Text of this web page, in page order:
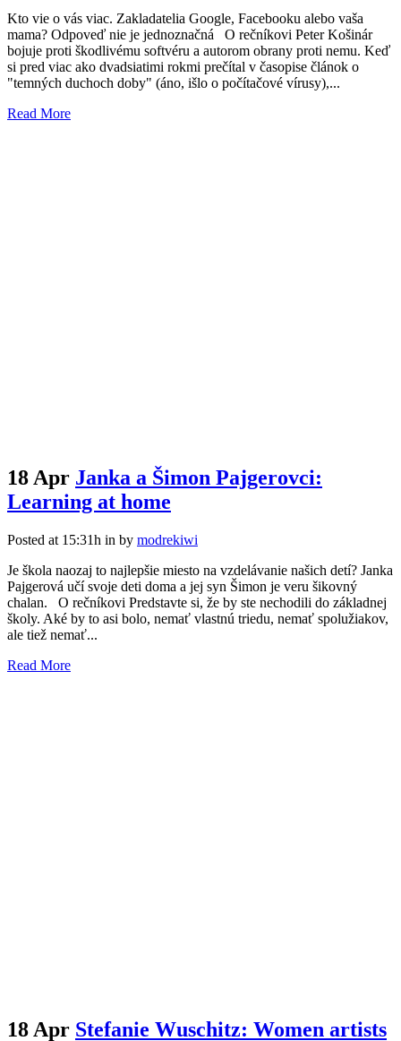
Kto vie o vás viac. Zakladatelia Google, Facebooku alebo vaša
mama? Odpoveď nie je jednoznačná O rečníkovi Peter Košinár
bojuje proti škodlivému softvéru a autorom obrany proti nemu. Keď
si pred viac ako dvadsiatimi rokmi prečítal v časopise článok o
"temných duchoch doby" (áno, išlo o počítačové vírusy),...
Read More
18 Apr Janka a Šimon Pajgerovci:
Learning at home
Posted at 15:31h in by modrekiwi
Je škola naozaj to najlepšie miesto na vzdelávanie našich detí? Janka
Pajgerová učí svoje deti doma a jej syn Šimon je veru šikovný
chalan. O rečníkovi Predstavte si, že by ste nechodili do základnej
školy. Aké by to asi bolo, nemať vlastnú triedu, nemať spolužiakov,
ale tiež nemať...
Read More
18 Apr Stefanie Wuschitz: Women artists